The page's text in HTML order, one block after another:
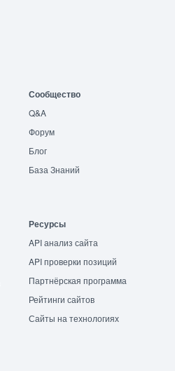
Сообщество
Q&A
Форум
Блог
База Знаний
Ресурсы
API анализ сайта
API проверки позиций
Партнёрская программа
Рейтинги сайтов
Сайты на технологиях